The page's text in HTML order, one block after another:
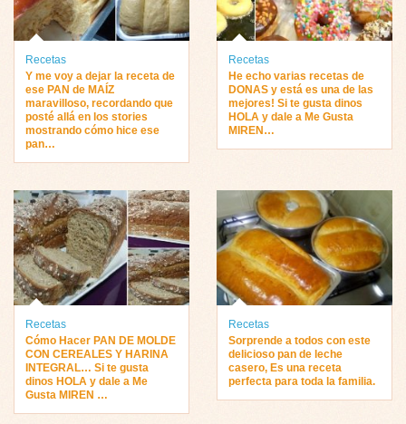
Recetas
Y me voy a dejar la receta de
ese PAN de MAÍZ
maravilloso, recordando que
posté allá en los stories
mostrando cómo hice ese
pan…
Recetas
He echo varias recetas de
DONAS y está es una de las
mejores! Si te gusta dinos
HOLA y dale a Me Gusta
MIREN…
Recetas
Cómo Hacer PAN DE MOLDE
CON CEREALES Y HARINA
INTEGRAL… Si te gusta
dinos HOLA y dale a Me
Gusta MIREN …
Recetas
Sorprende a todos con este
delicioso pan de leche
casero, Es una receta
perfecta para toda la familia.